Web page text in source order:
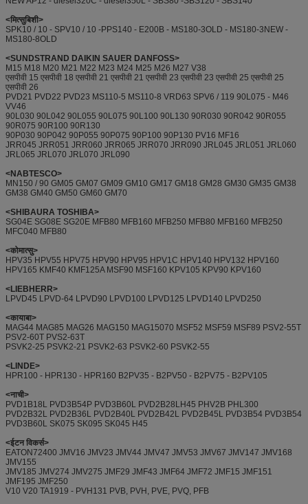
<मित्सुबिशी>
SPK10 / 10 - SPV10 / 10 -PPS140 - E200B - MS180-3OLD - MS180-3NEW -
MS180-8OLD
<SUNDSTRAND DAIKIN SAUER DANFOSS>
M15 M18 M20 M21 M22 M23 M24 M25 M26 M27 V38
एसपीवी 15 एसपीवी 18 एसपीवी 21 एसपीवी 21 एसपीवी 23 एसपीवी 23 एसपीवी 25 एसपीवी 25
एसपीवी 26
PVD21 PVD22 PVD23 MS110-5 MS110-8 VRD63 SPV6 / 119 90L075 - M46
VV46
90L030 90L042 90L055 90L075 90L100 90L130 90R030 90R042 90R055
90R075 90R100 90R130
90P030 90P042 90P055 90P075 90P100 90P130 PV16 MF16
JRR045 JRR051 JRR060 JRR065 JRR070 JRR090 JRL045 JRL051 JRL060
JRL065 JRL070 JRL070 JRL090
<NABTESCO>
MN150 / 90 GM05 GM07 GM09 GM10 GM17 GM18 GM28 GM30 GM35 GM38
GM38 GM40 GM50 GM60 GM70
<SHIBAURA TOSHIBA>
SG04E SG08E SG20E MFB80 MFB160 MFB250 MFB80 MFB160 MFB250
MFC040 MFB80
<कोमात्सु>
HPV35 HPV55 HPV75 HPV90 HPV95 HPV1C HPV140 HPV132 HPV160
HPV165 KMF40 KMF125A MSF90 MSF160 KPV105 KPV90 KPV160
<LIEBHERR>
LPVD45 LPVD-64 LPVD90 LPVD100 LPVD125 LPVD140 LPVD250
<कायाबा>
MAG44 MAG85 MAG26 MAG150 MAG15070 MSF52 MSF59 MSF89 PSV2-55T
PSV2-60T PVS2-63T
PSVK2-25 PSVK2-21 PSVK2-63 PSVK2-60 PSVK2-55
<LINDE>
HPR100 - HPR130 - HPR160 B2PV35 - B2PV50 - B2PV75 - B2PV105
<नाची>
PVD1B18L PVD3B54P PVD3B60L PVD2B28LH45 PHV2B PHL300
PVD2B32L PVD2B36L PVD2B40L PVD2B42L PVD2B45L PVD3B54 PVD3B54
PVD3B60L SK075 SK095 SK045 H45
<ईटन विकर्स>
EATON72400 JMV16 JMV23 JMV44 JMV47 JMV53 JMV67 JMV147 JMV168
JMV155
JMV185 JMV274 JMV275 JMF29 JMF43 JMF64 JMF72 JMF15 JMF151
JMF195 JMF250
V10 V20 TA1919 - PVH131 PVB, PVH, PVE, PVQ, PFB